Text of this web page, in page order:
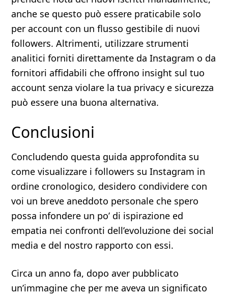
anche se questo può essere praticabile solo
per account con un flusso gestibile di nuovi
followers. Altrimenti, utilizzare strumenti
analitici forniti direttamente da Instagram o da
fornitori affidabili che offrono insight sul tuo
account senza violare la tua privacy e sicurezza
può essere una buona alternativa.
Conclusioni
Concludendo questa guida approfondita su
come visualizzare i followers su Instagram in
ordine cronologico, desidero condividere con
voi un breve aneddoto personale che spero
possa infondere un po’ di ispirazione ed
empatia nei confronti dell’evoluzione dei social
media e del nostro rapporto con essi.
Circa un anno fa, dopo aver pubblicato
un’immagine che per me aveva un significato